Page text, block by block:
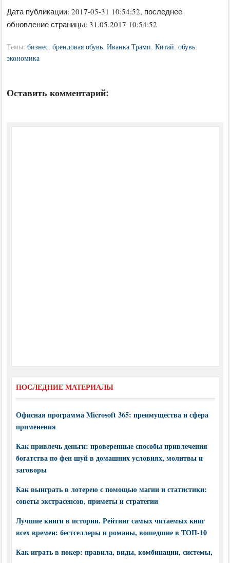
Дата публикации:2017-05-31 10:54:52, последнее
обновление страницы: 31.05.2017 10:54:52
Темы:бизнес,брендовая обувь,Иванка Трамп,Китай,обувь,
экономика
Оставить комментарий:
ПОСЛЕДНИЕ МАТЕРИАЛЫ
Офисная программа Microsoft 365: преимущества и сфера
применения
Как привлечь деньги: проверенные способы привлечения
богатства по фен шуй в домашних условиях, молитвы и
заговоры
Как выиграть в лотерею с помощью магии и статистики:
советы экстрасенсов, приметы и стратегии
Лучшие книги в истории. Рейтинг самых читаемых книг
всех времен: бестселлеры и романы, вошедшие в ТОП-10
Как играть в покер: правила, виды, комбинации, системы,